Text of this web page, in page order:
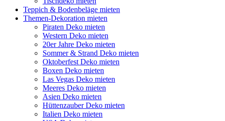
Teppich & Bodenbeläge mieten
Themen-Dekoration mieten
Piraten Deko mieten
Western Deko mieten
20er Jahre Deko mieten
Sommer & Strand Deko mieten
Oktoberfest Deko mieten
Boxen Deko mieten
Las Vegas Deko mieten
Meeres Deko mieten
Asien Deko mieten
Hüttenzauber Deko mieten
Italien Deko mieten